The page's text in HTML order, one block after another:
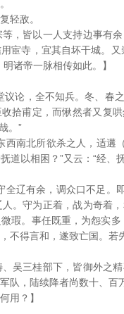
轻敌。
，皆以一人支持边事有
宦寺，宜其自坏干城。
诸帝一脉相传如此。】
议论，全不知兵。冬、春
拾甫定，而愀然者又复
。”
西南北所欲杀之人，适
道以相困？”又云：“经
全辽有余，调众口不足。
。守为正着，战为奇着
瑕。事任既重，为怨实
不得言和，遂致亡国。若
吴三桂部下，皆御外之
队，陆续降者尚数十、百
用？】